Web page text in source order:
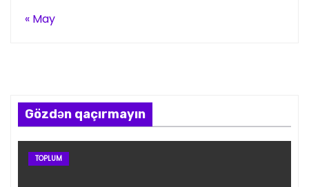
« May
Gözdən qaçırmayın
TOPLUM